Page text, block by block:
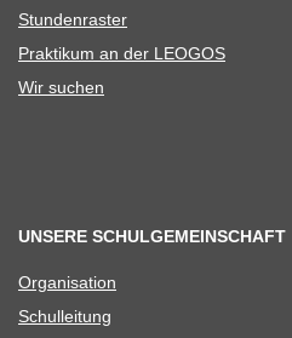
Stun­den­ras­ter
Prak­ti­kum an der LEOGOS
Wir suchen
UNSERE SCHULGEMEINSCHAFT
Orga­ni­sa­tion
Schul­lei­tung